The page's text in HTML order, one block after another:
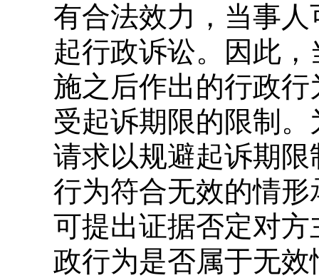
有合法效力，当事
起行政诉讼。因此
施之后作出的行政
受起诉期限的限制
请求以规避起诉期
行为符合无效的情
可提出证据否定对
政行为是否属于无